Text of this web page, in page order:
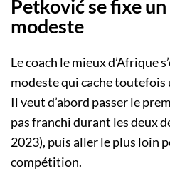
Petković se fixe
modeste
Le coach le mieux d’Afrique
modeste qui cache
Il veut d’abord passer le
pas franchi durant les deux
2023), puis aller le plus loin
compétition.